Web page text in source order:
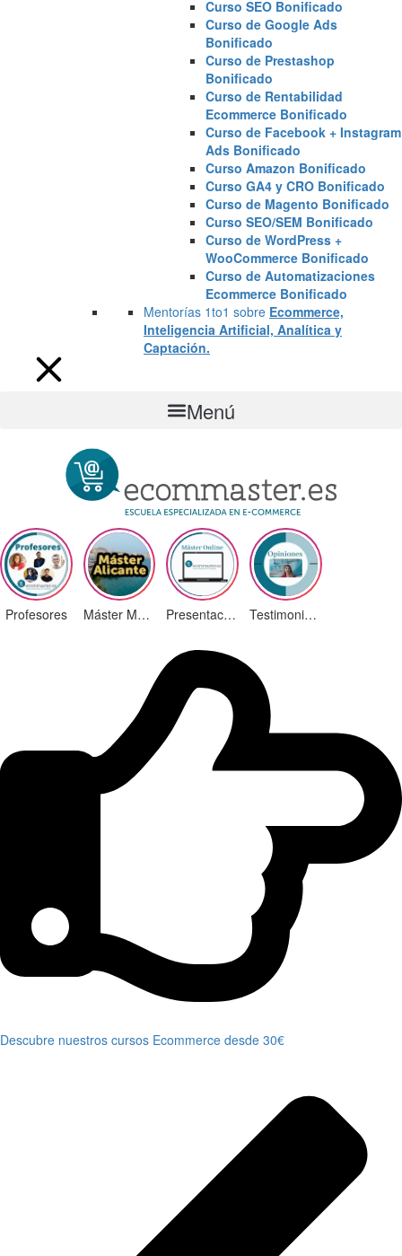
Curso SEO Bonificado
Curso de Google Ads
Bonificado
Curso de Prestashop
Bonificado
Curso de Rentabilidad
Ecommerce Bonificado
Curso de Facebook + Instagram
Ads Bonificado
Curso Amazon Bonificado
Curso GA4 y CRO Bonificado
Curso de Magento Bonificado
Curso SEO/SEM Bonificado
Curso de WordPress +
WooCommerce Bonificado
Curso de Automatizaciones
Ecommerce Bonificado
Mentorías 1to1 sobre Ecommerce,
Inteligencia Artificial, Analítica y
Captación.
Menú
Profesores Máster Marketing Digital en Alicante Presentación ¡Nuevas Ediciones! Testimonios Alumnos
Descubre nuestros cursos Ecommerce desde 30€